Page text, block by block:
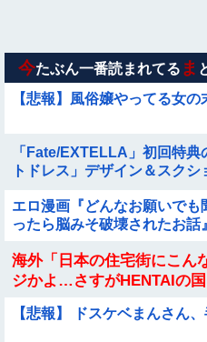
今たぶん一番読まれてる ま
【悲報】風俗嬢やってる女
「Fate/EXTELLA」初回特
トドレス」デザイン＆スク
エロ漫画『どんなお願いで
ったら脳みそ破壊されたお
海外「日本の住宅街にこん
ジかよ…さすがHENTAIの
【悲報】 ドスケベまんさん